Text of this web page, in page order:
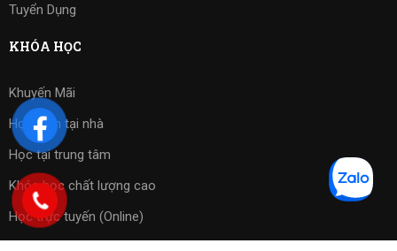
Tuyển Dụng
KHÓA HỌC
Khuyến Mãi
Học kèm tại nhà
Học tại trung tâm
Khóa học chất lượng cao
Học trực tuyến (Online)